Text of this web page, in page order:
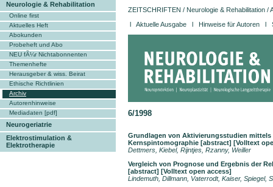
Neurologie & Rehabilitation
Online first
Aktuelles Heft
Abokunden
Probeheft und Abo
NEU fÃ¼r Nichtabonnenten
Themenhefte
Herausgeber & wiss. Beirat
Ethische Richtlinien
Archiv
Autorenhinweise
Mediadaten [pdf]
Neurogeriatrie
Elektrostimulation &
Elektrotherapie
ZEITSCHRIFTEN / Neurologie & Rehabilitation /
l Aktuelle Ausgabe l Hinweise für Autoren l
6/1998
Grundlagen von Aktivierungsstudien
Kernspintomographie [abstract] [Volltext
Dettmers, Kiebel, Rijntjes, Rzanny, Weiller
Vergleich von Prognose und Ergebnis der
[abstract] [Volltext open access]
Lindemuth, Dillmann, Vaterrodt, Kaiser, Spiegel,